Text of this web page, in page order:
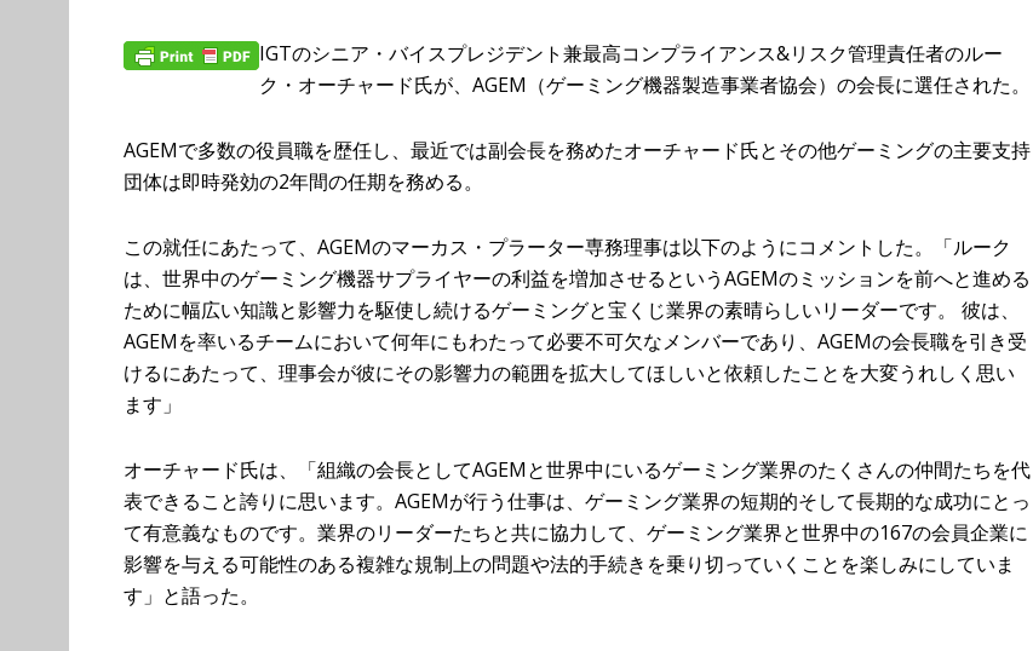
IGTのシニア・バイスプレジデント兼最高コンプライアンス&リスク管理責任者のルー
ク・オーチャード氏が、AGEM（ゲーミング機器製造事業者協会）の会長に選任された。
AGEMで多数の役員職を歴任し、最近では副会長を務めたオーチャード氏とその他ゲーミングの主要支持
団体は即時発効の2年間の任期を務める。
この就任にあたって、AGEMのマーカス・プラーター専務理事は以下のようにコメントした。「ルーク
は、世界中のゲーミング機器サプライヤーの利益を増加させるというAGEMのミッションを前へと進める
ために幅広い知識と影響力を駆使し続けるゲーミングと宝くじ業界の素晴らしいリーダーです。 彼は、
AGEMを率いるチームにおいて何年にもわたって必要不可欠なメンバーであり、AGEMの会長職を引き受
けるにあたって、理事会が彼にその影響力の範囲を拡大してほしいと依頼したことを大変うれしく思い
ます」
オーチャード氏は、「組織の会長としてAGEMと世界中にいるゲーミング業界のたくさんの仲間たちを代
表できること誇りに思います。AGEMが行う仕事は、ゲーミング業界の短期的そして長期的な成功にとっ
て有意義なものです。業界のリーダーたちと共に協力して、ゲーミング業界と世界中の167の会員企業に
影響を与える可能性のある複雑な規制上の問題や法的手続きを乗り切っていくことを楽しみにしていま
す」と語った。